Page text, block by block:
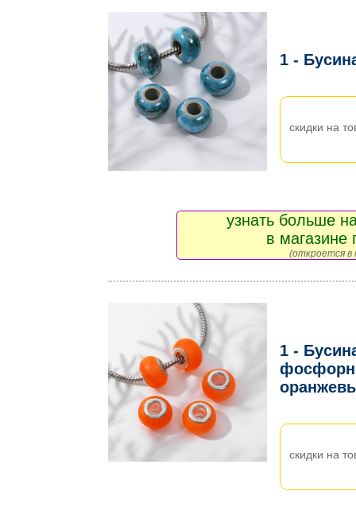
1 -
скидки на
узнать больше
в магазине
(откроется в
1 -
скидки на